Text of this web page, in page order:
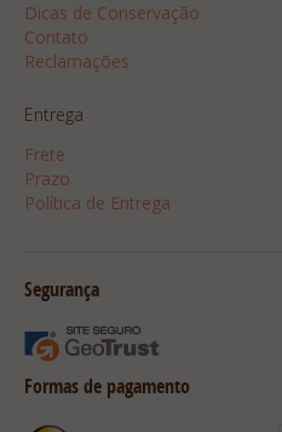
Dicas de Conservação
Contato
Reclamações
Entrega
Frete
Prazo
Política de Entrega
Segurança
Formas de pagamento